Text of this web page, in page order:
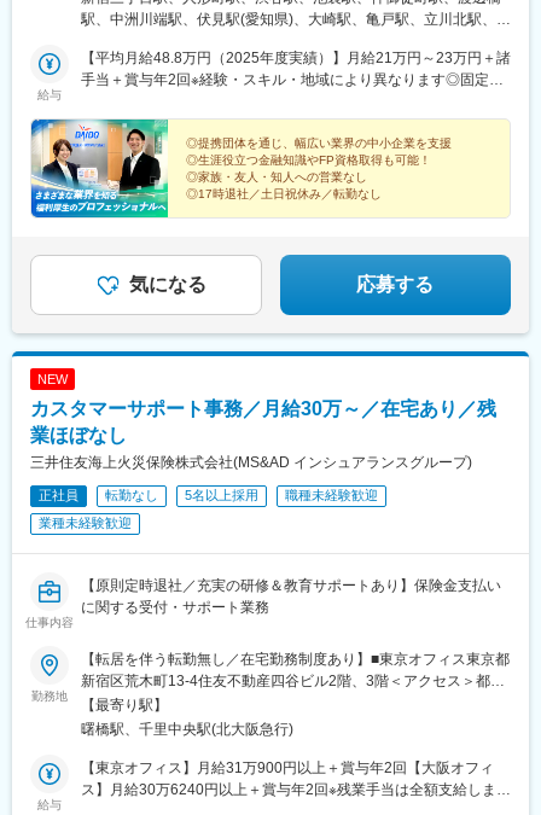
南駅、柴崎駅、高島町駅、電鉄富山駅・エスタ前駅、南富山駅前
駅、海老江駅、ＪＲ俊徳道駅、花隈駅、尾道駅、高知橋駅、後免
駅、鹿児駅、桜町駅(長崎県)、浦上駅前駅、佐世保駅
完全禁煙としています＼この仕事のポイント／★提携団体を通
く従業員が「働き続けたい」と思える職場づくりに貢献できる★
社会保険・税務・年金など、生涯役立つ知識が自然と身につく★
し★平均月給48.8万円
駅、中洲川端駅、伏見駅(愛知県)、大崎駅、亀戸駅、立川北駅、久
通り駅、新横浜駅、武蔵溝ノ口駅、京急川崎駅、藤沢駅、小田原
駅、平塚駅、横須賀中央駅、本厚木駅、矢部駅、船橋駅、柏駅、
駅(埼玉県)、熊谷駅、春日部駅、川越駅、所沢駅、川口駅、池下
駅、西一宮駅、小牧駅、金山駅(愛知県)、半田駅、東岡崎駅、新豊
田駅、新豊橋駅、大阪難波駅、天満橋駅、枚方市駅、江坂駅、池
田駅(大阪府)、茨木駅、大阪梅田駅(阪急線)、新宿駅、神泉駅、東
池袋駅、御徒町駅、肥後橋駅、天神南駅、国際センター駅、大崎
門前駅、馬車道駅、溝の口駅、川崎駅、石上駅、緑町駅、汐入
駅、京成船橋駅、葭川公園駅、覚王山駅、小牧口駅、東別院駅、
給与
【平均月給48.8万円（2025年度実績）】月給21万円～23万円＋諸
手当＋賞与年2回※経験・スキル・地域により異なります◎固定給
第では固定給＋αでしっかり稼ぐことも叶います
◎提携団体を通じ、幅広い業界の中小企業を支援
◎生涯役立つ金融知識やFP資格取得も可能！
◎家族・友人・知人への営業なし
◎17時退社／土日祝休み／転勤なし
気になる 応募する
NEW
カスタマーサポート事務／月給30万～／在宅あり／残
業ほぼなし
三井住友海上火災保険株式会社(MS&AD インシュアランスグループ)
正社員 転勤なし 5名以上採用
職種未経験歓迎
業種未経験歓迎
仕事内容
【原則定時退社／充実の研修＆教育サポートあり】保険金支払い
に関する受付・サポート業務
勤務地
【転居を伴う転勤無し／在宅勤務制度あり】■東京オフィス東京都
新宿区荒木町13‐4住友不動産四谷ビル2階、3階＜アクセス＞都営
新宿線「曙橋駅」A4出口より徒歩7分東京メトロ丸ノ内線「四谷
三丁目駅」4番出口より徒歩8分JR線「四ツ谷駅」四ツ谷口および
■大阪オフィス大阪府豊中市新千里西町1‐2‐2住友商事千里ビル南
館5階、7階＜アクセス＞大阪メトロ御堂筋線・北大阪急行「千里
【最寄り駅】
曙橋駅、千里中央駅(北大阪急行)
給与
【東京オフィス】月給31万900円以上＋賞与年2回【大阪オフィ
ス】月給30万6240円以上＋賞与年2回※残業手当は全額支給しま